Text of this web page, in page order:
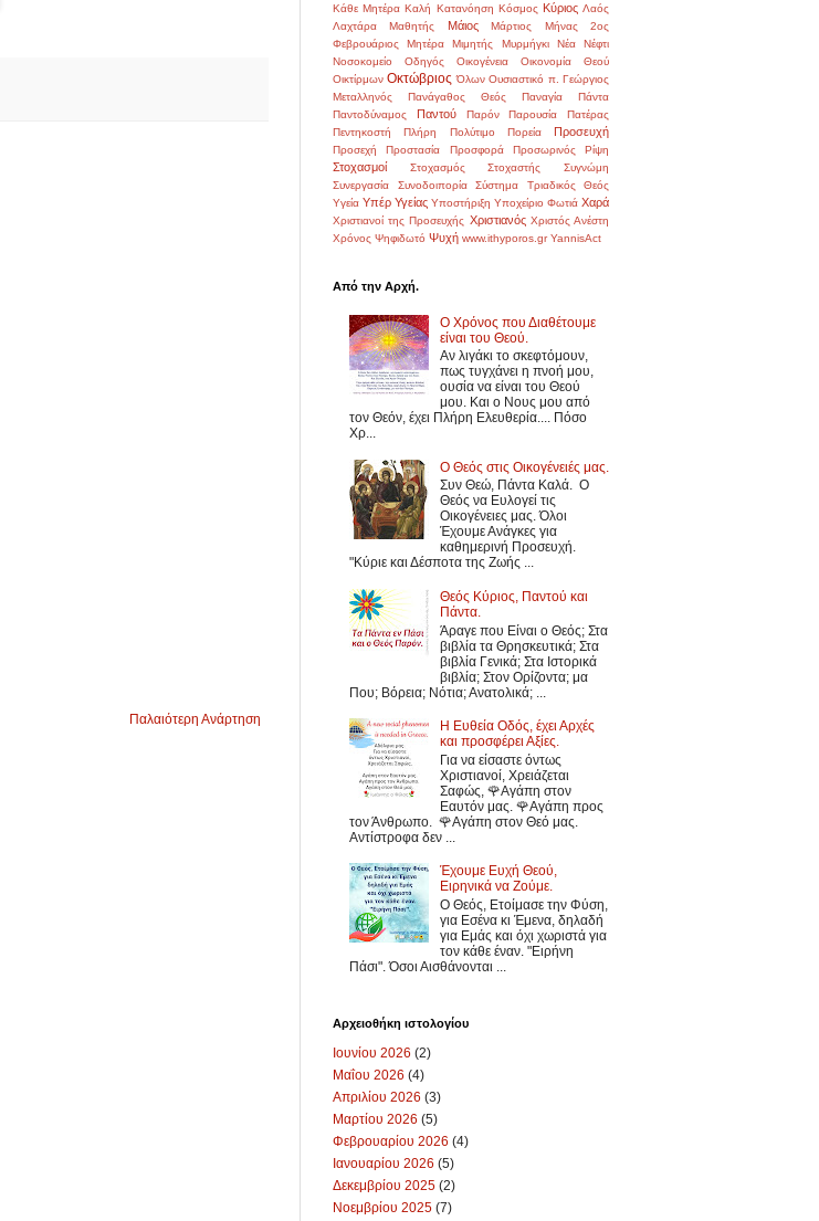
Παλαιότερη Ανάρτηση
Κάθε Μητέρα Καλή Κατανόηση Κόσμος Κύριος Λαός
Λαχτάρα
Μαθητής Μάιος Μάρτιος
Μήνας 2ος
Φεβρουάριος
Μητέρα Μιμητής Μυρμήγκι Νέα
Νέφτι
Νοσοκομείο
Οδηγός Οικογένεια
Οικονομία Θεού
Οικτίρμων Οκτώβριος Όλων Ουσιαστικό π. Γεώργιος
Μεταλληνός
Πανάγαθος Θεός Παναγία
Πάντα
Παντοδύναμος
Παντού Παρόν Παρουσία
Πατέρας
Πεντηκοστή
Πλήρη Πολύτιμο Πορεία Προσευχή
Προσεχή Προστασία Προσφορά Προσωρινός Ρίψη
Στοχασμοί Στοχασμός Στοχαστής
Συγνώμη
Συνεργασία
Συνοδοιπορία Σύστημα
Τριαδικός Θεός
Υγεία Υπέρ Υγείας Υποστήριξη Υποχείριο Φωτιά Χαρά
Χριστιανοί της Προσευχής Χριστιανός Χριστός Ανέστη
Χρόνος Ψηφιδωτό Ψυχή www.ithyporos.gr YannisAct
Από την Αρχή.
Ο Χρόνος που Διαθέτουμε
είναι του Θεού.
Αν λιγάκι το σκεφτόμουν,
πως τυγχάνει η πνοή μου,
ουσία να είναι του Θεού
μου. Και ο Νους μου από
τον Θεόν, έχει Πλήρη Ελευθερία.... Πόσο
Χρ...
Ο Θεός στις Οικογένειές μας.
Συν Θεώ, Πάντα Καλά. Ο
Θεός να Ευλογεί τις
Οικογένειες μας. Όλοι
Έχουμε Ανάγκες για
καθημερινή Προσευχή.
"Κύριε και Δέσποτα της Ζωής ...
Θεός Κύριος, Παντού και
Πάντα.
Άραγε που Είναι ο Θεός; Στα
βιβλία τα Θρησκευτικά; Στα
βιβλία Γενικά; Στα Ιστορικά
βιβλία; Στον Ορίζοντα; μα
Που; Βόρεια; Νότια; Ανατολικά; ...
Η Ευθεία Οδός, έχει Αρχές
και προσφέρει Αξίες.
Για να είσαστε όντως
Χριστιανοί, Χρειάζεται
Σαφώς, 🌹Αγάπη στον
Εαυτόν μας. 🌹Αγάπη προς
τον Άνθρωπο. 🌹Αγάπη στον Θεό μας.
Αντίστροφα δεν ...
Έχουμε Ευχή Θεού,
Ειρηνικά να Ζούμε.
Ο Θεός, Ετοίμασε την Φύση,
για Εσένα κι Έμενα, δηλαδή
για Εμάς και όχι χωριστά για
τον κάθε έναν. "Ειρήνη
Πάσι". Όσοι Αισθάνονται ...
Αρχειοθήκη ιστολογίου
Ιουνίου 2026 (2)
Μαΐου 2026 (4)
Απριλίου 2026 (3)
Μαρτίου 2026 (5)
Φεβρουαρίου 2026 (4)
Ιανουαρίου 2026 (5)
Δεκεμβρίου 2025 (2)
Νοεμβρίου 2025 (7)